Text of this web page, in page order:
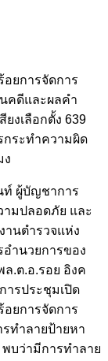
ยการจัดการ
คดีและผลคำ
งเลือกตั้ง 639
กระทำความผิด
ง
ท์ ผู้บัญชาการ
ามปลอดภัย และ
านตำรวจแห่ง
อำนวยการของ
ล.ต.อ.รอย อิงค
ารประชุมเปิด
ยการจัดการ
รทำลายป้ายหา
บว่ามีการทำลาย